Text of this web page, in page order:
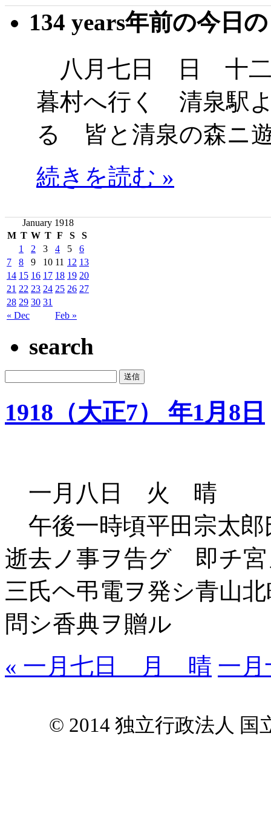
134 years年前の今日
八月七日 日 十二
暮村へ行く 清泉駅
る 皆と清泉の森ニ
続きを読む »
January 1918
M T W T F S S
« Dec Feb »
1 2 3 4 5
6
7
8 9 10 11 12 13
14 15 16 17 18 19 20
21 22 23 24 25 26 27
28 29 30 31
search
1918（大正7） 年1月8日
一月八日 火 晴
午後一時頃平田宗太郎
逝去ノ事ヲ告グ 即チ
三氏ヘ弔電ヲ発シ青山
問シ香典ヲ贈ル
« 一月七日 月 晴 一
© 2014 独立行政法人 国